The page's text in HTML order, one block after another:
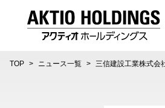
TOP ニュース一覧 三信建設工業株式会